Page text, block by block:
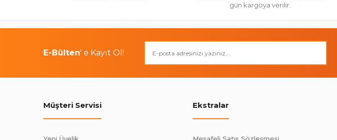
gün kargoya verilir.
E-Bülten' e Kayıt Ol!
Müşteri Servisi Ekstralar